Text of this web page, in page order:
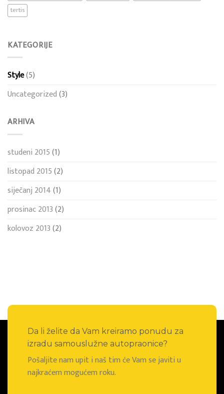
tertis
KATEGORIJE
Style(5)
Uncategorized(3)
ARHIVA
studeni 2015(1)
listopad 2015(2)
siječanj 2014(1)
prosinac 2013(2)
kolovoz 2013(2)
Da li želite da Vam kreiramo ponudu za
izradu samouslužne autopraonice?
Pošaljite nam upit i naš tim će Vam se javiti u
najkraćem mogućem roku.